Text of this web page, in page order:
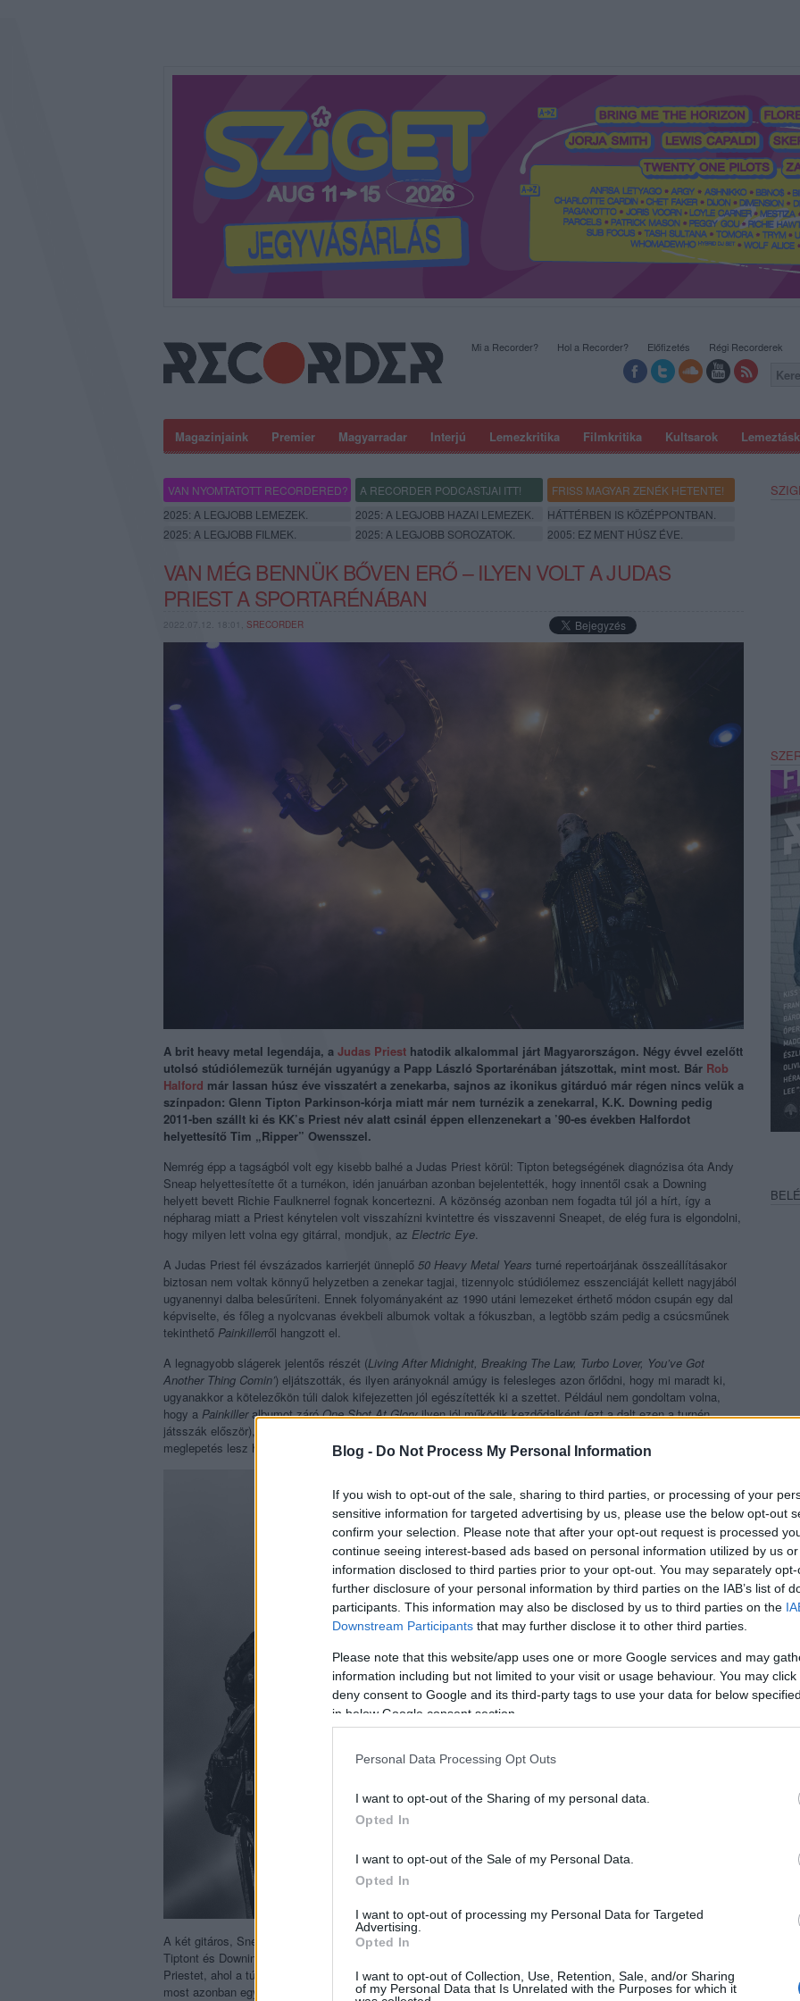
Blog - Do Not Process My Personal Information
If you wish to opt-out of the sale, sharing to third parties, or processing of your
sensitive information for targeted advertising by us, please use the below opt-out
confirm your selection. Please note that after your opt-out request is processed
continue seeing interest-based ads based on personal information utilized by us
information disclosed to third parties prior to your opt-out. You may separately
further disclosure of your personal information by third parties on the IAB’s list of
participants. This information may also be disclosed by us to third parties on the
Downstream Participants that may further disclose it to other third parties.
Please note that this website/app uses one or more Google services and may
information including but not limited to your visit or usage behaviour. You may
deny consent to Google and its third-party tags to use your data for below
in below Google consent section.
Personal Data Processing Opt Outs
I want to opt-out of the Sharing of my personal data.
Opted In
I want to opt-out of the Sale of my Personal Data.
Opted In
I want to opt-out of processing my Personal Data for Targeted
Advertising.
Opted In
I want to opt-out of Collection, Use, Retention, Sale, and/or Sharing
of my Personal Data that Is Unrelated with the Purposes for which it
Magazinjaink Premier Magyarradar Interjú Lemezkritika Filmkritika Kultsarok
Mi a Recorder? Hol a Recorder? Előfizetés Régi Recorderek
VAN NYOMTATOTT RECORDERED? A RECORDER PODCASTJAI ITT!
FRISS MAGYAR ZENÉK HETENTE!
2025: A LEGJOBB LEMEZEK.
2025: A LEGJOBB HAZAI LEMEZEK.
HÁTTÉRBEN IS KÖZÉPPONTBAN.
2025: A LEGJOBB FILMEK.
2025: A LEGJOBB SOROZATOK. 2005: EZ MENT HÚSZ ÉVE.
VAN MÉG BENNÜK BŐVEN ERŐ – ILYEN VOLT A JUDAS
PRIEST A SPORTARÉNÁBAN
2022.07.12. 18:01, SRECORDER
A brit heavy metal legendája, a Judas Priest hatodik alkalommal járt Magyarországon. Négy évvel ezelőtt
utolsó stúdiólemezük turnéján ugyanúgy a Papp László Sportarénában játszottak, mint most. Bár Rob
Halford már lassan húsz éve visszatért a zenekarba, sajnos az ikonikus gitárduó már régen nincs velük a
színpadon: Glenn Tipton Parkinson-kórja miatt már nem turnézik a zenekarral, K.K. Downing pedig
2011-ben szállt ki és KK’s Priest név alatt csinál éppen ellenzenekart a ’90-es években Halfordot
helyettesítő Tim „Ripper” Owensszel.
Nemrég épp a tagságból volt egy kisebb balhé a Judas Priest körül: Tipton betegségének diagnózisa óta Andy
Sneap helyettesítette őt a turnékon, idén januárban azonban bejelentették, hogy innentől csak a Downing
helyett bevett Richie Faulknerrel fognak koncertezni. A közönség azonban nem fogadta túl jól a hírt, így a
népharag miatt a Priest kénytelen volt visszahízni kvintettre és visszavenni Sneapet, de elég fura is elgondolni,
hogy milyen lett volna egy gitárral, mondjuk, az Electric Eye.
A Judas Priest fél évszázados karrierjét ünneplő 50 Heavy Metal Years turné repertoárjának összeállításakor
biztosan nem voltak könnyű helyzetben a zenekar tagjai, tizennyolc stúdiólemez esszenciáját kellett nagyjából
ugyanennyi dalba belesűríteni. Ennek folyományaként az 1990 utáni lemezeket érthető módon csupán egy dal
képviselte, és főleg a nyolcvanas évekbeli albumok voltak a fókuszban, a legtöbb szám pedig a csúcsműnek
tekinthető Painkillerről hangzott el.
A legnagyobb slágerek jelentős részét (Living After Midnight, Breaking The Law, Turbo Lover, You’ve Got
Another Thing Comin’) eljátszották, és ilyen arányoknál amúgy is felesleges azon őrlődni, hogy mi maradt ki,
ugyanakkor a kötelezőkön túli dalok kifejezetten jól egészítették ki a szettet. Például nem gondoltam volna,
hogy a Painkilleralbumot záróOne Shot At Gloryilyen jól működik kezdődalként (ezt a dalt ezen a turnén
játsszák először), vagy hogy az esszenciálisnak nehezen nevezhető
meglepetés lesz hallani.
A két gitáros, Sneap és Faulkner mind hangzásban, játékban és színpadi jelenlétben is híven megidézték
Tiptont és Downingot, de ez az este igazán Rob Halfordról szól. Legutóbb a 2011-es Szigeten láttam a Judas
Priestet, ahol a túlzásba vitt közönségénekeltetéssel egy kicsit megúszósnak érződött Halford teljesítménye,
most azonban egy pillanatig sem tűnt így. A koncert előtt eszembe jutott, hogy a nemrég magyarul megjelent